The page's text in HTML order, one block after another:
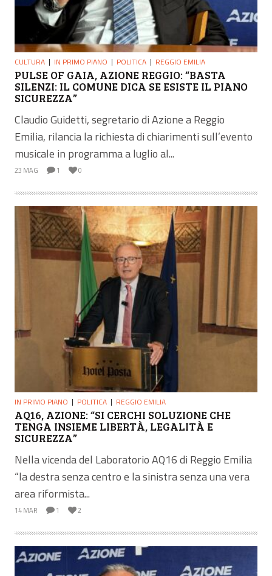
CULTURA IN PRIMO PIANO POLITICA REGGIO EMILIA
PULSE OF GAIA, AZIONE REGGIO: “BASTA
SILENZI: IL COMUNE DICA SE ESISTE IL PIANO
SICUREZZA”
Claudio Guidetti, segretario di Azione a Reggio
Emilia, rilancia la richiesta di chiarimenti sull’evento
musicale in programma a luglio al...
23 MAG 1 0
IN PRIMO PIANO POLITICA REGGIO EMILIA
AQ16, AZIONE: “SI CERCHI SOLUZIONE CHE
TENGA INSIEME LIBERTÀ, LEGALITÀ E
SICUREZZA”
Nella vicenda del Laboratorio AQ16 di Reggio Emilia
“la destra senza centro e la sinistra senza una vera
area riformista...
14 MAR 1 2